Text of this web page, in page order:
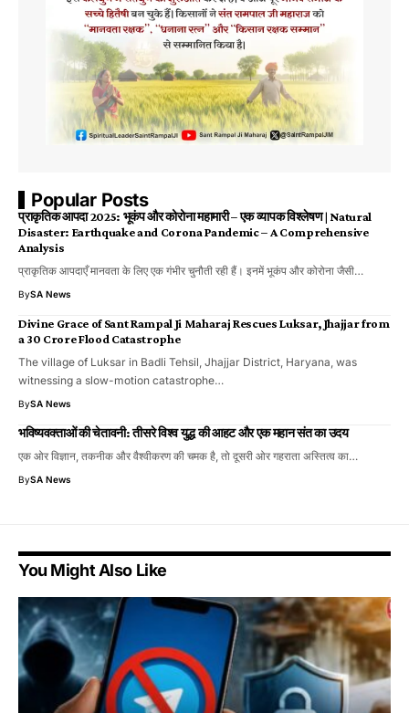
Popular Posts
प्राकृतिक आपदा 2025: भूकंप और कोरोना महामारी – एक व्यापक विश्लेषण | Natural
Disaster: Earthquake and Corona Pandemic – A Comprehensive
Analysis
प्राकृतिक आपदाएँ मानवता के लिए एक गंभीर चुनौती रही हैं। इनमें भूकंप और कोरोना जैसी…
BySA News
Divine Grace of Sant Rampal Ji Maharaj Rescues Luksar, Jhajjar from
a ₹30 Crore Flood Catastrophe
The village of Luksar in Badli Tehsil, Jhajjar District, Haryana, was
witnessing a slow-motion catastrophe…
BySA News
भविष्यवक्ताओं की चेतावनी: तीसरे विश्व युद्ध की आहट और एक महान संत का उदय
एक ओर विज्ञान, तकनीक और वैश्वीकरण की चमक है, तो दूसरी ओर गहराता अस्तित्व का…
BySA News
You Might Also Like